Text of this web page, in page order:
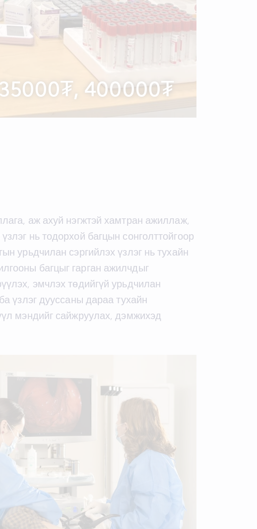
400000₮
аж ахуй нэгжтэй хамтран ажиллаж,
нь тодорхой багцын сонголттойгоор
урьдчилан сэргийлэх үзлэг нь тухайн
багцыг гарган ажилчдыг
эмчлэх төдийгүй урьдчилан
үзлэг дууссаны дараа тухайн
мэндийг сайжруулах, дэмжихэд